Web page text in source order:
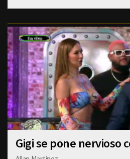
Gigi se pone nervioso